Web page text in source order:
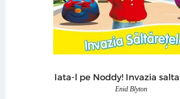
Iata-l pe Noddy! Invazia
Enid Blyton